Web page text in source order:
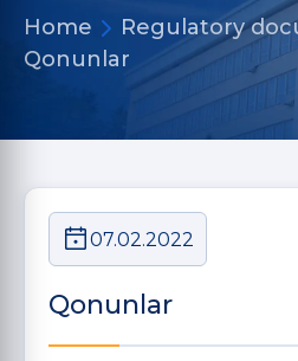
Home
Regulatory
Qonunlar
07.02.2022
Qonunlar